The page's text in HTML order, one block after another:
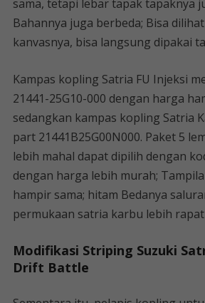
sama, tetapi lebar tapak tapaknya
Bahannya juga berbeda; Bisa
kanvasnya, bisa langsung dipakai
Kampas kopling Satria FU Injeksi
21441-25G10-000 dengan harga
sedangkan kampas kopling Satria
part 21441B25G00N000. Paket 5
lebih mahal dapat dipilih dengan
dengan harga lebih murah;
hampir sama; hitam Bedanya
permukaan satria karbu lebih rapat
Modifikasi Striping Suzuki
Drift Battle